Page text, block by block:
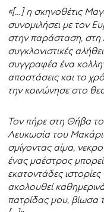
«[…] η σκηνοθέτις
συνομιλήσει με τον
στην παράσταση, στη
συγκλονιστικές
συγγραφέα ένα
αποστάσεις και το
την κοινώνησε στο
Τον πήρε στη Θήβα
Λευκωσία του
σμίγοντας αίμα,
ένας μαέστρος
εκατοντάδες
ακολουθεί
πατρίδας μου, βίωσα